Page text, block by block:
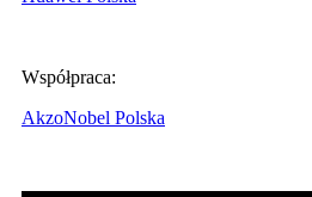
Współpraca:
AkzoNobel Polska